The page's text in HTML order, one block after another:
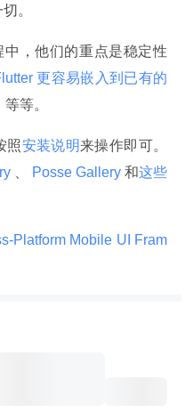
。
，他们的重点是稳定性
更容易嵌入到已有的
等等。
照安装说明来操作即可。
Posse Gallery 和这些
Platform Mobile UI Fram